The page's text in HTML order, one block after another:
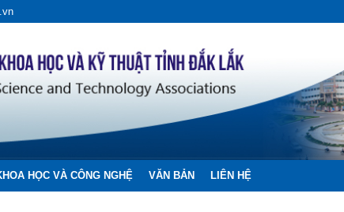
HỌC VÀ CÔNG NGHỆ VĂN BẢN LIÊN HỆ